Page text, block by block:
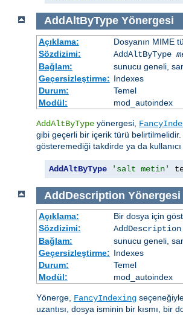
AddAltByType Yönergesi
Açıklama:
Dosyanın MIME
Sözdizimi:
AddAltByType
Bağlam:
sunucu geneli,
Geçersizleştirme: Indexes
Durum:
Temel
Modül:
mod_autoindex
AddAltByType yönergesi,
gibi geçerli bir içerik türü
gösteremediği takdirde ya da
AddAltByType 'salt metin'
AddDescription Yönergesi
Açıklama:
Bir dosya için
Sözdizimi:
AddDescription
Bağlam:
sunucu geneli,
Geçersizleştirme: Indexes
Durum:
Temel
Modül:
mod_autoindex
Yönerge, FancyIndexing
uzantısı, dosya isminin bir kısmı, bir